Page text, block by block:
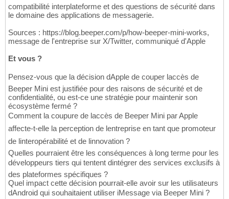
compatibilité interplateforme et des questions de sécurité dans
le domaine des applications de messagerie.
Sources : https://blog.beeper.com/p/how-beeper-mini-works,
message de l'entreprise sur X/Twitter, communiqué d'Apple
Et vous ?
Pensez-vous que la décision dApple de couper laccès de
Beeper Mini est justifiée pour des raisons de sécurité et de
confidentialité, ou est-ce une stratégie pour maintenir son
écosystème fermé ?
Comment la coupure de laccès de Beeper Mini par Apple
affecte-t-elle la perception de lentreprise en tant que promoteur
de linteropérabilité et de linnovation ?
Quelles pourraient être les conséquences à long terme pour les
développeurs tiers qui tentent dintégrer des services exclusifs à
des plateformes spécifiques ?
Quel impact cette décision pourrait-elle avoir sur les utilisateurs
dAndroid qui souhaitaient utiliser iMessage via Beeper Mini ?